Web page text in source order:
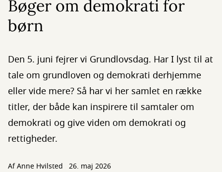
Bøger om demokrati for
børn
Den 5. juni fejrer vi Grundlovsdag. Har I lyst til at
tale om grundloven og demokrati derhjemme
eller vide mere? Så har vi her samlet en række
titler, der både kan inspirere til samtaler om
demokrati og give viden om demokrati og
rettigheder.
AfAnne Hvilsted 26. maj 2026